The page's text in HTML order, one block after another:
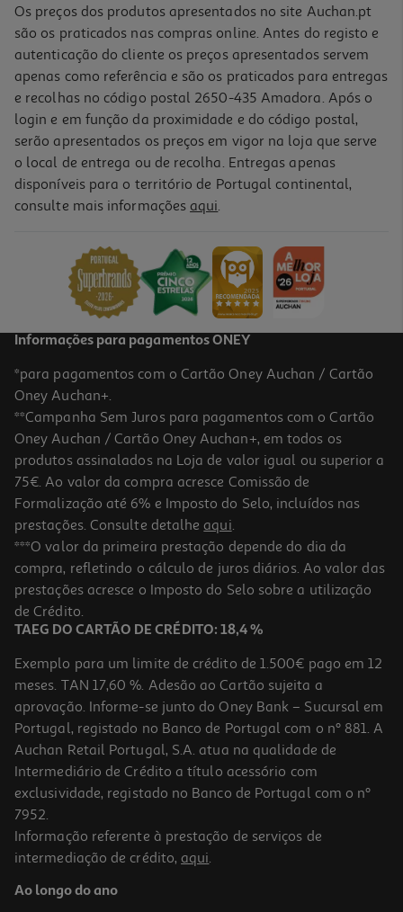
Os preços dos produtos apresentados no site Auchan.pt
são os praticados nas compras online. Antes do registo e
autenticação do cliente os preços apresentados servem
apenas como referência e são os praticados para entregas
e recolhas no código postal 2650-435 Amadora. Após o
login e em função da proximidade e do código postal,
serão apresentados os preços em vigor na loja que serve
o local de entrega ou de recolha. Entregas apenas
disponíveis para o território de Portugal continental,
consulte mais informações aqui.
Informações para pagamentos ONEY
*para pagamentos com o Cartão Oney Auchan / Cartão
Oney Auchan+.
**Campanha Sem Juros para pagamentos com o Cartão
Oney Auchan / Cartão Oney Auchan+, em todos os
produtos assinalados na Loja de valor igual ou superior a
75€. Ao valor da compra acresce Comissão de
Formalização até 6% e Imposto do Selo, incluídos nas
prestações. Consulte detalhe aqui.
***O valor da primeira prestação depende do dia da
compra, refletindo o cálculo de juros diários. Ao valor das
prestações acresce o Imposto do Selo sobre a utilização
de Crédito.
TAEG DO CARTÃO DE CRÉDITO: 18,4 %
Exemplo para um limite de crédito de 1.500€ pago em 12
meses. TAN 17,60 %. Adesão ao Cartão sujeita a
aprovação. Informe-se junto do Oney Bank – Sucursal em
Portugal, registado no Banco de Portugal com o nº 881. A
Auchan Retail Portugal, S.A. atua na qualidade de
Intermediário de Crédito a título acessório com
exclusividade, registado no Banco de Portugal com o nº
7952.
Informação referente à prestação de serviços de
intermediação de crédito, aqui.
Ao longo do ano